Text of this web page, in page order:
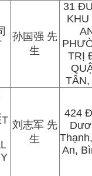
孙国强 先
生
31
TRỊ
TÂN,
刘志军 先
生
424
An,